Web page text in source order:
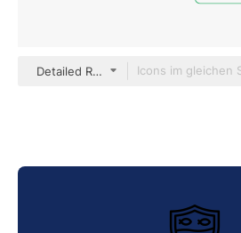
Detailed Rounded Lineal